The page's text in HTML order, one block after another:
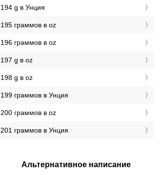
194 g в Унция
195 граммов в oz
196 граммов в oz
197 g в oz
198 g в oz
199 граммов в Унция
200 граммов в oz
201 граммов в Унция
Альтернативное написание